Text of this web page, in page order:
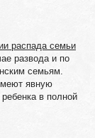
распада семьи
развода и по
семьям.
явную
в полной